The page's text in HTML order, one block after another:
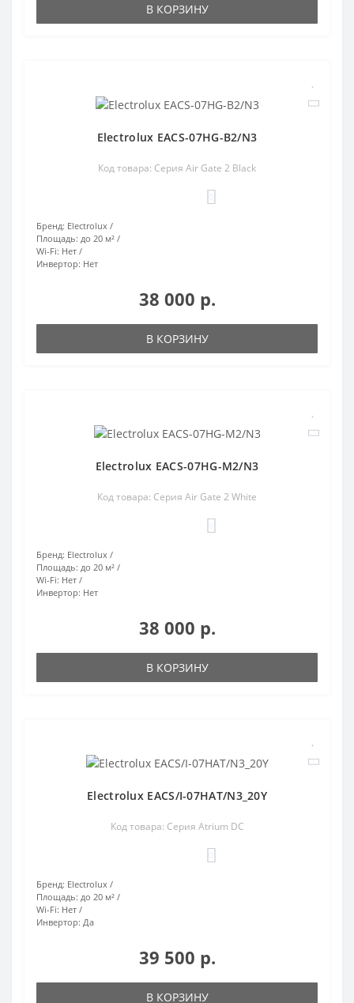
В КОРЗИНУ
Electrolux EACS-07HG-B2/N3
Код товара: Серия Air Gate 2 Black
Бренд: Electrolux
Площадь: до 20 м²
Wi-Fi: Нет
Инвертор: Нет
38 000 р.
В КОРЗИНУ
Electrolux EACS-07HG-M2/N3
Код товара: Серия Air Gate 2 White
Бренд: Electrolux
Площадь: до 20 м²
Wi-Fi: Нет
Инвертор: Нет
38 000 р.
В КОРЗИНУ
Electrolux EACS/I-07HAT/N3_20Y
Код товара: Серия Atrium DC
Бренд: Electrolux
Площадь: до 20 м²
Wi-Fi: Нет
Инвертор: Да
39 500 р.
В КОРЗИНУ